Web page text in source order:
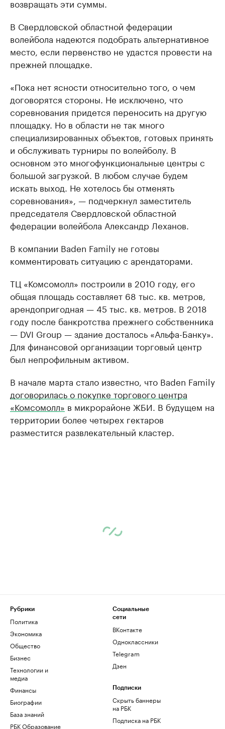
возвращать эти суммы.
В Свердловской областной федерации
волейбола надеются подобрать альтернативное
место, если первенство не удастся провести на
прежней площадке.
«Пока нет ясности относительно того, о чем
договорятся стороны. Не исключено, что
соревнования придется переносить на другую
площадку. Но в области не так много
специализированных объектов, готовых принять
и обслуживать турниры по волейболу. В
основном это многофункциональные центры с
большой загрузкой. В любом случае будем
искать выход. Не хотелось бы отменять
соревнования», — подчеркнул заместитель
председателя Свердловской областной
федерации волейбола Александр Леханов.
В компании Baden Family не готовы
комментировать ситуацию с арендаторами.
ТЦ «Комсомолл» построили в 2010 году, его
общая площадь составляет 68 тыс. кв. метров,
арендопригодная — 45 тыс. кв. метров. В 2018
году после банкротства прежнего собственника
— DVI Group — здание досталось «Альфа-Банку».
Для финансовой организации торговый центр
был непрофильным активом.
В начале марта стало известно, что Baden Family
договорилась о покупке торгового центра
«Комсомолл» в микрорайоне ЖБИ. В будущем на
территории более четырех гектаров
разместится развлекательный кластер.
Рубрики
Политика
Экономика
Общество
Бизнес
Технологии и
медиа
Финансы
Биографии
База знаний
РБК Образование
Социальные
сети
ВКонтакте
Одноклассники
Telegram
Дзен
Подписки
Скрыть баннеры
на РБК
Подписка на РБК